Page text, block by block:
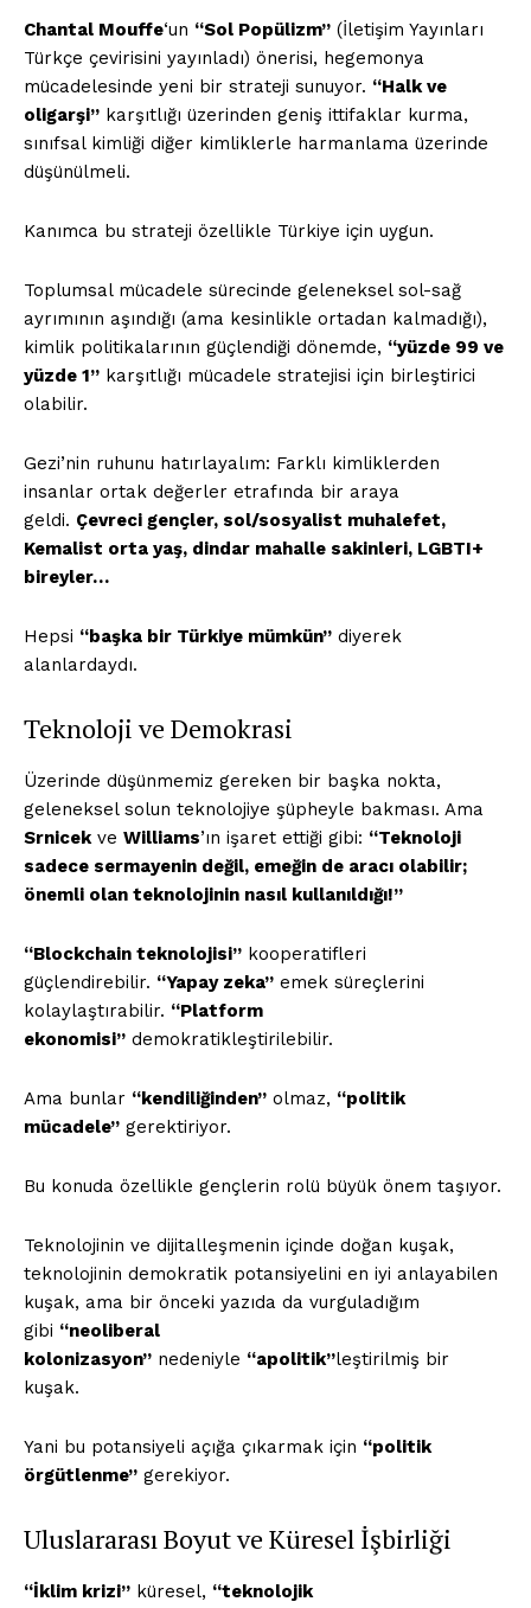
Kurumsal
Hakkımızda
İletişim
Hesabım
Planlar
İLGİLİ YAZI : Yapay zeka, insanlığın bir ürünüdür,
sahibi insanlık olmalı
Chantal Mouffe‘un “Sol Popülizm” (İletişim Yayınları
Türkçe çevirisini yayınladı) önerisi, hegemonya
mücadelesinde yeni bir strateji sunuyor. “Halk ve
oligarşi” karşıtlığı üzerinden geniş ittifaklar kurma,
sınıfsal kimliği diğer kimliklerle harmanlama üzerinde
düşünülmeli.
Kanımca bu strateji özellikle Türkiye için uygun.
Toplumsal mücadele sürecinde geleneksel sol-sağ
ayrımının aşındığı (ama kesinlikle ortadan kalmadığı),
kimlik politikalarının güçlendiği dönemde, “yüzde 99 ve
yüzde 1” karşıtlığı mücadele stratejisi için birleştirici
olabilir.
Gezi’nin ruhunu hatırlayalım: Farklı kimliklerden
insanlar ortak değerler etrafında bir araya
geldi. Çevreci gençler, sol/sosyalist muhalefet,
Kemalist orta yaş, dindar mahalle sakinleri, LGBTI+
bireyler…
Hepsi “başka bir Türkiye mümkün” diyerek
alanlardaydı.
Teknoloji ve Demokrasi
Üzerinde düşünmemiz gereken bir başka nokta,
geleneksel solun teknolojiye şüpheyle bakması. Ama
Srnicekve Williams’ın işaret ettiği gibi: “Teknoloji
sadece sermayenin değil, emeğin de aracı olabilir;
önemli olan teknolojinin nasıl kullanıldığı!”
“Blockchain teknolojisi” kooperatifleri
güçlendirebilir. “Yapay zeka” emek süreçlerini
kolaylaştırabilir. “Platform
ekonomisi” demokratikleştirilebilir.
Ama bunlar “kendiliğinden” olmaz, “politik
mücadele” gerektiriyor.
Bu konuda özellikle gençlerin rolü büyük önem taşıyor.
Teknolojinin ve dijitalleşmenin içinde doğan kuşak,
teknolojinin demokratik potansiyelini en iyi anlayabilen
kuşak, ama bir önceki yazıda da vurguladığım
gibi “neoliberal
kolonizasyon” nedeniyle “apolitik”leştirilmiş bir
kuşak.
Yani bu potansiyeli açığa çıkarmak için “politik
örgütlenme” gerekiyor.
Uluslararası Boyut ve Küresel İşbirliği
“İklim krizi” küresel, “teknolojik